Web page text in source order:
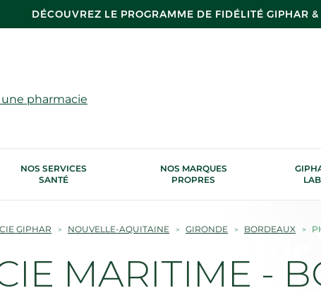
DÉCOUVREZ LE PROGRAMME DE FIDÉLITÉ GIPHAR &
pharmacie
NOS SERVICES
SANTÉ
NOS MARQUES
PROPRES
LAB
GIPHAR NOUVELLE-AQUITAINE GIRONDE BORDEAUX
MARITIME -